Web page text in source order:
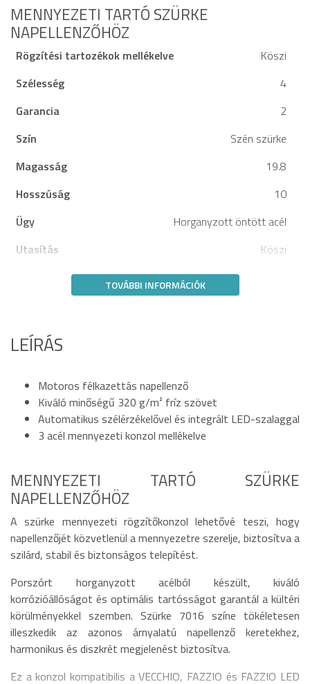
MENNYEZETI TARTÓ SZÜRKE
NAPELLENZŐHÖZ
Rögzítési tartozékok mellékelve
Köszi
Szélesség
4
Garancia
2
Szín
Szén szürke
Magasság
19.8
Hosszúság
10
Ügy
Horganyzott öntött acél
Utasítás
Köszi
TOVÁBBI INFORMÁCIÓK
LEÍRÁS
Motoros félkazettás napellenző
Kiváló minőségű 320 g/m² fríz szövet
Automatikus szélérzékelővel és integrált LED-szalaggal
3 acél mennyezeti konzol mellékelve
MENNYEZETI TARTÓ SZÜRKE
NAPELLENZŐHÖZ
A szürke mennyezeti rögzítőkonzol lehetővé teszi, hogy
napellenzőjét közvetlenül a mennyezetre szerelje, biztosítva a
szilárd, stabil és biztonságos telepítést.
Porszórt horganyzott acélból készült, kiváló
korrózióállóságot és optimális tartósságot garantál a kültéri
körülményekkel szemben. Szürke 7016 színe tökéletesen
illeszkedik az azonos árnyalatú napellenző keretekhez,
harmonikus és diszkrét megjelenést biztosítva.
Ez a konzol kompatibilis a VECCHIO, FAZZIO és FAZZIO LED